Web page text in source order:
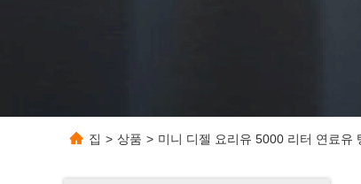
집 > 상품 > 미니 디젤 요리유 5000 리터 연료유